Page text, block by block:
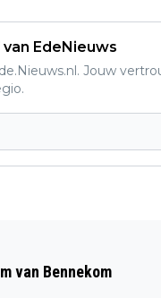
EdeNieuws
Jouw
VAN
van Bennekom